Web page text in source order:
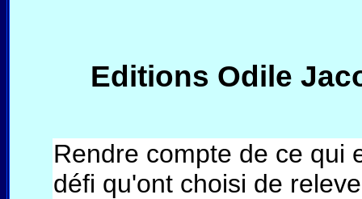
Editions Odile
Rendre compte de ce qui
défi qu'ont choisi de